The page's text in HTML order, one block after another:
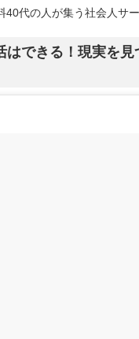
40代の人が集う社会人サ
はできる！現実を